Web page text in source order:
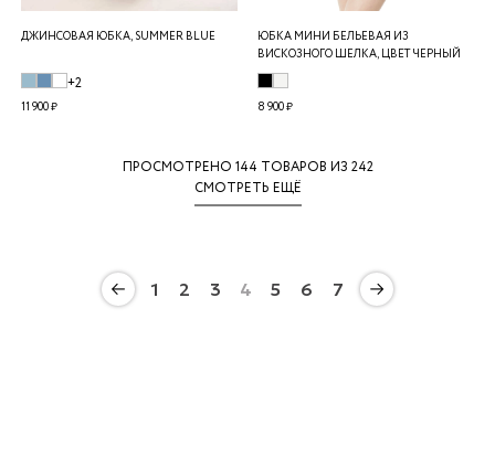
ДЖИНСОВАЯ ЮБКА, SUMMER BLUE
+2
11 900 ₽
ЮБКА МИНИ БЕЛЬЕВАЯ ИЗ
ВИСКОЗНОГО ШЕЛКА, ЦВЕТ ЧЕРНЫЙ
8 900 ₽
ПРОСМОТРЕНО 144 ТОВАРОВ ИЗ 242
СМОТРЕТЬ ЕЩЁ
1 2 3 4 5 6 7